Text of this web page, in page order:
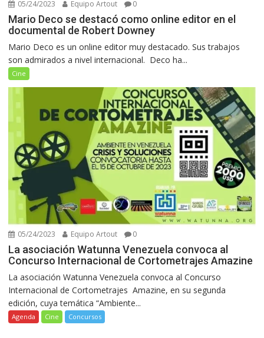
05/24/2023 Equipo Artout 0
Mario Deco se destacó como online editor en el
documental de Robert Downey
Mario Deco es un online editor muy destacado. Sus trabajos
son admirados a nivel internacional. Deco ha...
Cine
05/24/2023 Equipo Artout 0
La asociación Watunna Venezuela convoca al
Concurso Internacional de Cortometrajes Amazine
La asociación Watunna Venezuela convoca al Concurso
Internacional de Cortometrajes Amazine, en su segunda
edición, cuya temática “Ambiente...
Agenda Cine Concursos